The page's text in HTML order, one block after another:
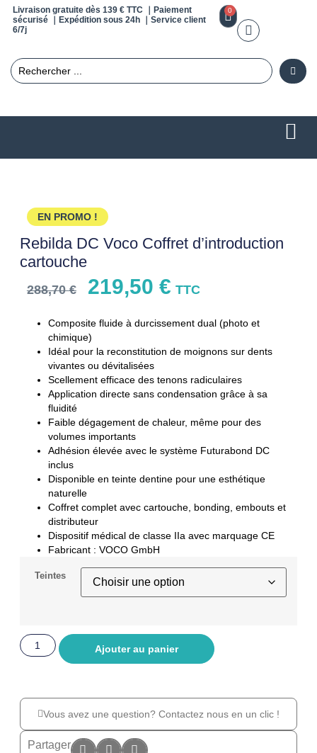
Livraison gratuite dès 139 € TTC ｜Paiement
sécurisé ｜Expédition sous 24h ｜Service client
6/7j
0
EN PROMO !
Rebilda DC Voco Coffret d’introduction
cartouche
288,70€ 219,50 € TTC
Composite fluide à durcissement dual (photo et
chimique)
Idéal pour la reconstitution de moignons sur dents
vivantes ou dévitalisées
Scellement efficace des tenons radiculaires
Application directe sans condensation grâce à sa
fluidité
Faible dégagement de chaleur, même pour des
volumes importants
Adhésion élevée avec le système Futurabond DC
inclus
Disponible en teinte dentine pour une esthétique
naturelle
Coffret complet avec cartouche, bonding, embouts et
distributeur
Dispositif médical de classe IIa avec marquage CE
Fabricant : VOCO GmbH
Teintes
Ajouter au panier
Vous avez une question? Contactez nous en un clic !
Partager